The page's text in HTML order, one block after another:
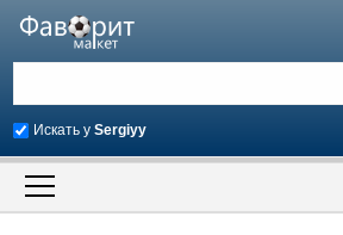
Искать уSergiyy
Искать также в описании